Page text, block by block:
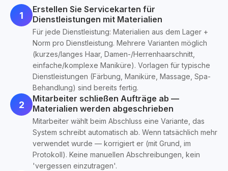
1
Erstellen Sie Servicekarten für
Dienstleistungen mit Materialien
Für jede Dienstleistung: Materialien aus dem Lager +
Norm pro Dienstleistung. Mehrere Varianten möglich
(kurzes/langes Haar, Damen-/Herrenhaarschnitt,
einfache/komplexe Maniküre). Vorlagen für typische
Dienstleistungen (Färbung, Maniküre, Massage, Spa-
Behandlung) sind bereits fertig.
2
Mitarbeiter schließen Aufträge ab —
Materialien werden abgeschrieben
Mitarbeiter wählt beim Abschluss eine Variante, das
System schreibt automatisch ab. Wenn tatsächlich mehr
verwendet wurde — korrigiert er (mit Grund, im
Protokoll). Keine manuellen Abschreibungen, kein
'vergessen einzutragen'.